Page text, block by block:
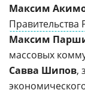
Максим
Правительства
Максим
массовых
Савва Шипов,